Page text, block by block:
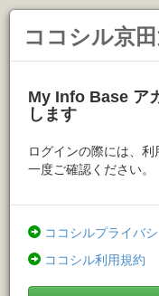
ココシル京
My Info Base ア
します
ログインの際には、
一度ご確認ください。
ココシルプライバ
ココシル利用規約